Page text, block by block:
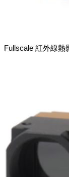
Fullscale 紅外線熱